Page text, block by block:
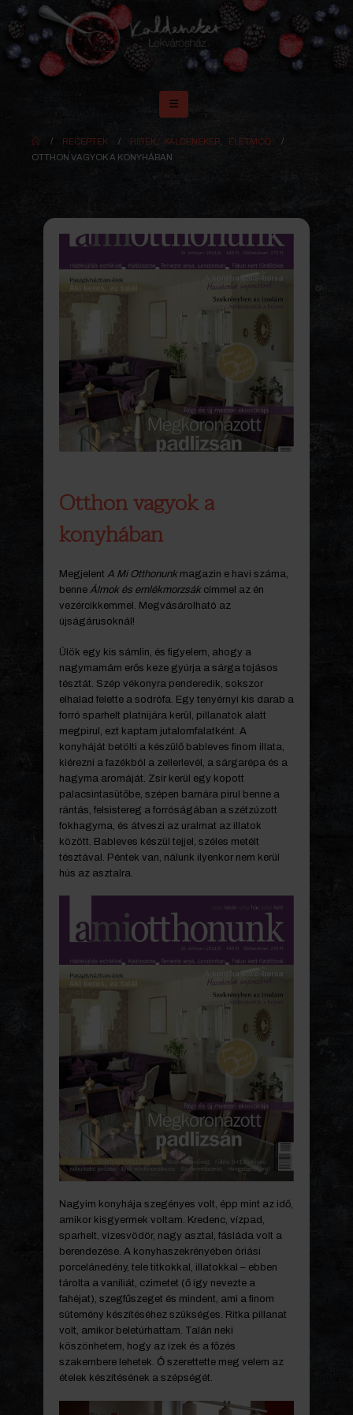
RECEPTEK HÍREK KALDENEKER
ÉLETMÓD
OTTHON VAGYOK A KONYHÁBAN
Otthon vagyok a
konyhában
Megjelent A Mi Otthonunkmagazin e havi száma,
benne Álmok és emlékmorzsákcímmel az én
vezércikkemmel. Megvásárolható az
újságárusoknál!
Ülök egy kis sámlin, és figyelem, ahogy a
nagymamám erős keze gyúrja a sárga tojásos
tésztát. Szép vékonyra penderedik, sokszor
elhalad felette a sodrófa. Egy tenyérnyi kis darab a
forró sparhelt platnijára kerül, pillanatok alatt
megpirul, ezt kaptam jutalomfalatként. A
konyháját betölti a készülő bableves finom illata,
kiérezni a fazékból a zellerlevél, a sárgarépa és a
hagyma aromáját. Zsír kerül egy kopott
palacsintasütőbe, szépen barnára pirul benne a
rántás, felsistereg a forróságában a szétzúzott
fokhagyma, és átveszi az uralmat az illatok
között. Bableves készül tejjel, széles metélt
tésztával. Péntek van, nálunk ilyenkor nem kerül
hús az asztalra.
Nagyim konyhája szegényes volt, épp mint az idő,
amikor kisgyermek voltam. Kredenc, vízpad,
sparhelt, vizesvödör, nagy asztal, fásláda volt a
berendezése. A konyhaszekrényében óriási
porcelánedény, tele titkokkal, illatokkal – ebben
tárolta a vaníliát, czimetet (ő így nevezte a
fahéjat), szegfűszeget és mindent, ami a finom
sütemény készítéséhez szükséges. Ritka pillanat
volt, amikor beletúrhattam. Talán neki
köszönhetem, hogy az ízek és a főzés
szakembere lehetek. Ő szerettette meg velem az
ételek készítésének a szépségét.